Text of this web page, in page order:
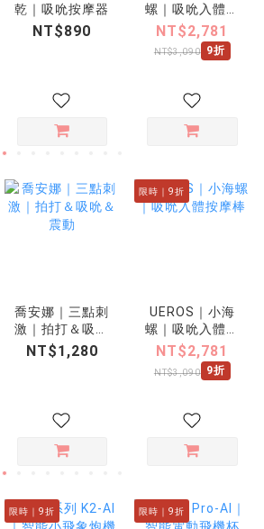
乾｜吸吮按摩器
NT$890
螺｜吸吮入體按
摩棒
NT$2,781
NT$3,090 9折
喬安娜｜三點刺
激｜拍打＆吸吮
＆震動
NT$1,280
限時｜9折
UEROS｜小海
螺｜吸吮入體按
摩棒
NT$2,781
NT$3,090 9折
限時｜9折 限時｜9折